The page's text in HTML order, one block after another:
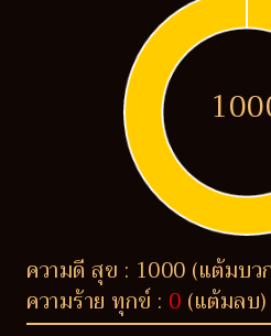
ความดี สุข : 1000 (แต้มบว
ความร้าย ทุกข์ : 0 (แต้มลบ)